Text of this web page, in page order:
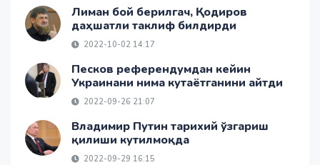
Лиман бой берилгач, Қодиров
даҳшатли таклиф билдирди
2022-10-02 14:17
Песков референдумдан кейин
Украинани нима кутаётганини айтди
2022-09-26 21:07
Владимир Путин тарихий ўзгариш
қилиши кутилмоқда
2022-09-29 16:15